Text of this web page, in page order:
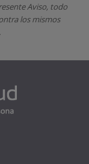
Aviso, todo
los mismos